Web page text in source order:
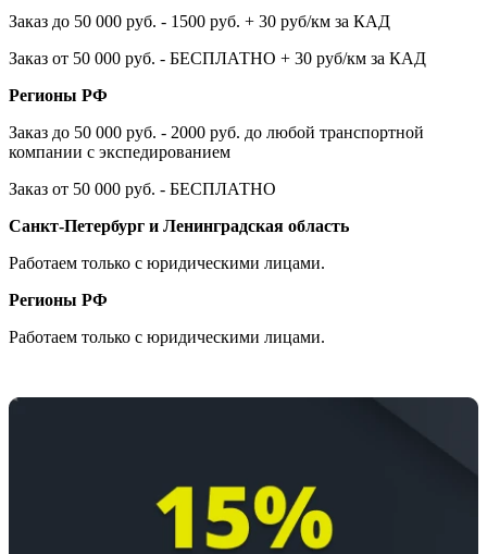
Заказ до 50 000 руб. - 1500 руб. + 30 руб/км за КАД
Заказ от 50 000 руб. - БЕСПЛАТНО + 30 руб/км за КАД
Регионы РФ
Заказ до 50 000 руб. - 2000 руб. до любой транспортной
компании с экспедированием
Заказ от 50 000 руб. - БЕСПЛАТНО
Санкт-Петербург и Ленинградская область
Работаем только с юридическими лицами.
Регионы РФ
Работаем только с юридическими лицами.